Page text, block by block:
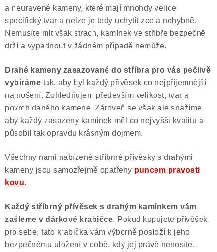
a neuravené kameny, které mají mnohdy velice
specifický tvar a nelze je tedy uchytit zcela nehybně.
Nemusíte mít však strach, kamínek ve stříbře bezpečně
drží a vypadnout v žádném případě nemůže.
Drahé kameny zasazované do stříbra pro vás pečlivě
vybíráme tak, aby byl každý přívěsek co nejpříjemnější
na nošení. Zohledňujem především velikost, tvar a
povrch daného kamene. Zároveň se však ale snažíme,
aby každý zasazený kamínek měl co nejvyšší kvalitu a
působil tak opravdu krásným dojmem.
Všechny námi nabízené stříbrné přívěsky s drahými
kameny jsou samozřejmě opatřeny puncem pravosti
kovu.
Každý stříbrný přívěsek s drahým kamínkem vám
zašleme v dárkové krabičce. Pokud kupujete přívěšek
pro sebe, tato krabička vám výborně posloží k jeho
bezpečnému uložení v době, kdy jej právě nenosíte.